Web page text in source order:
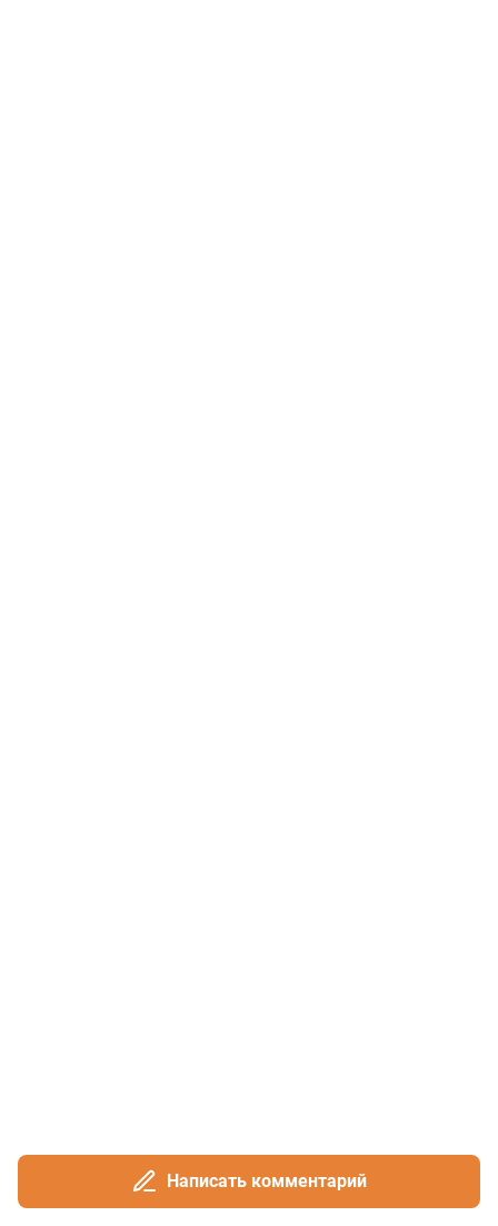
Написать комментарий